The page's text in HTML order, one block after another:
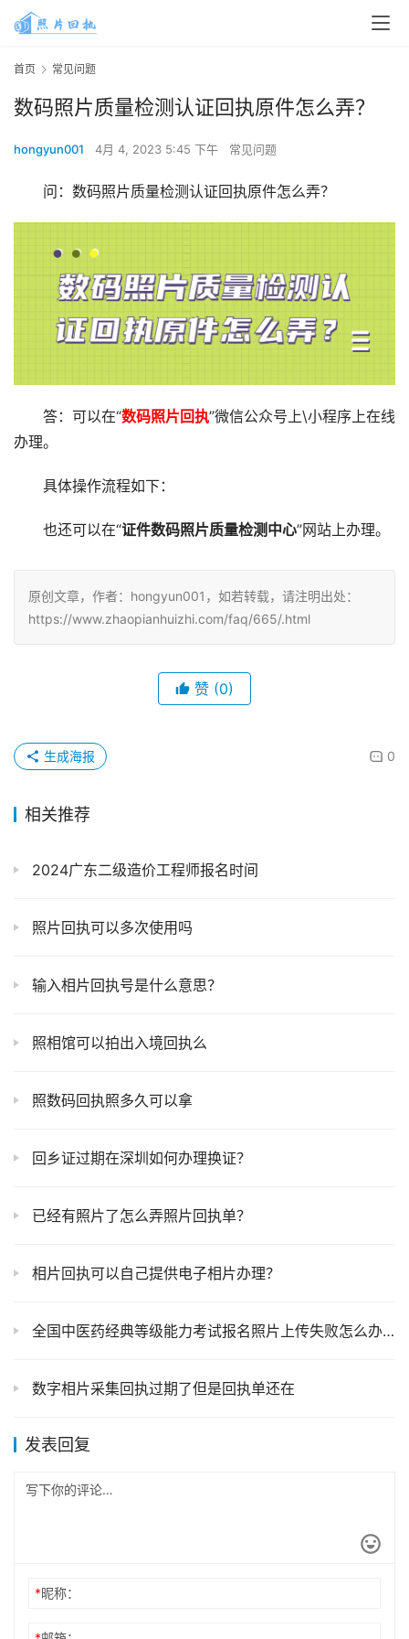
首页 常见问题
数码照片质量检测认证回执原件怎么弄？
hongyun001 4月 4, 2023 5:45 下午 常见问题
问：数码照片质量检测认证回执原件怎么弄？
答：可以在“数码照片回执”微信公众号上\小程序上在线
办理。
具体操作流程如下：
也还可以在“证件数码照片质量检测中心”网站上办理。
原创文章，作者：hongyun001，如若转载，请注明出处：
https://www.zhaopianhuizhi.com/faq/665/.html
赞 (0)
0
生成海报
相关推荐
2024广东二级造价工程师报名时间
照片回执可以多次使用吗
输入相片回执号是什么意思？
照相馆可以拍出入境回执么
照数码回执照多久可以拿
回乡证过期在深圳如何办理换证？
已经有照片了怎么弄照片回执单？
相片回执可以自己提供电子相片办理？
全国中医药经典等级能力考试报名照片上传失败怎么办？
数字相片采集回执过期了但是回执单还在
发表回复
*昵称：